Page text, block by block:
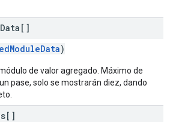
Data[]
)
de valor agregado. Máximo de
pase, solo se mostrarán diez, dando